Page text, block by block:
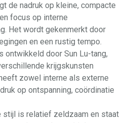
de nadruk op kleine, compacte
focus op interne
Het wordt gekenmerkt door
en een rustig tempo.
ontwikkeld door Sun Lu-tang,
krijgskunsten
zowel interne als externe
op ontspanning, coördinatie
stijl is relatief zeldzaam en staat